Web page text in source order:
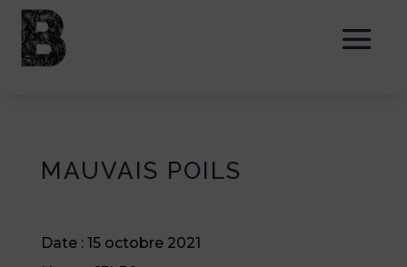
MAUVAIS POILS
Date : 15 octobre 2021